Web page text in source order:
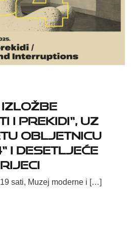
i prekidi“, uz
obljetnicu
i desetljeće
sati, Muzej moderne i […]